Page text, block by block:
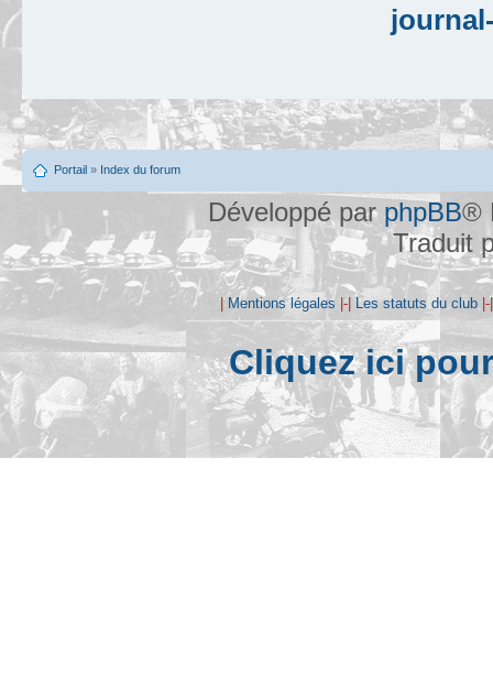
Portail » Index du forum
Développé par phpBB®
Traduit
Mentions légales |-| Les statuts du club
Cliquez ici